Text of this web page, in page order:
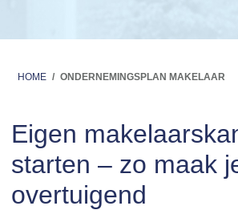
HOME / ONDERNEMINGSPLAN MAKELAAR
Eigen
starten – zo maak
overtuigend